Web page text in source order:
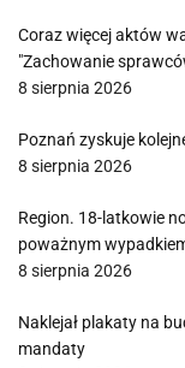
Coraz więcej aktów
"Zachowanie
8 sierpnia 2026
Poznań zyskuje
8 sierpnia 2026
Region. 18-latkowie
poważnym
8 sierpnia 2026
Naklejał plakaty na
mandaty